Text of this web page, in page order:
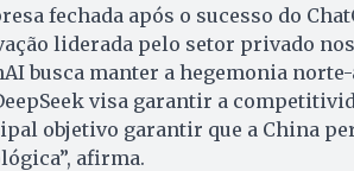
fechada após o sucesso do
liderada pelo setor privado nos
busca manter a hegemonia
visa garantir a
objetivo garantir que a China
afirma.